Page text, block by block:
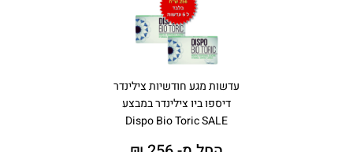
עדשות מגע חודשיות צילינדר
דיספו ביו צילינדר במבצע
Dispo Bio Toric SALE